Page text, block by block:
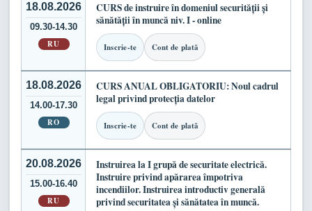
18.08.2026
09.30-14.30
RU
CURS de instruire în domeniul securității și
sănătății în muncă niv. I - online
Inscrie-te Cont de plată
18.08.2026
14.00-17.30
RO
CURS ANUAL OBLIGATORIU: Noul cadrul
legal privind protecția datelor
Inscrie-te Cont de plată
20.08.2026
15.00-16.40
RU
Instruirea la I grupă de securitate electrică.
Instruire privind apărarea împotriva
incendiilor. Instruirea introductiv generală
privind securitatea și sănătatea în muncă.